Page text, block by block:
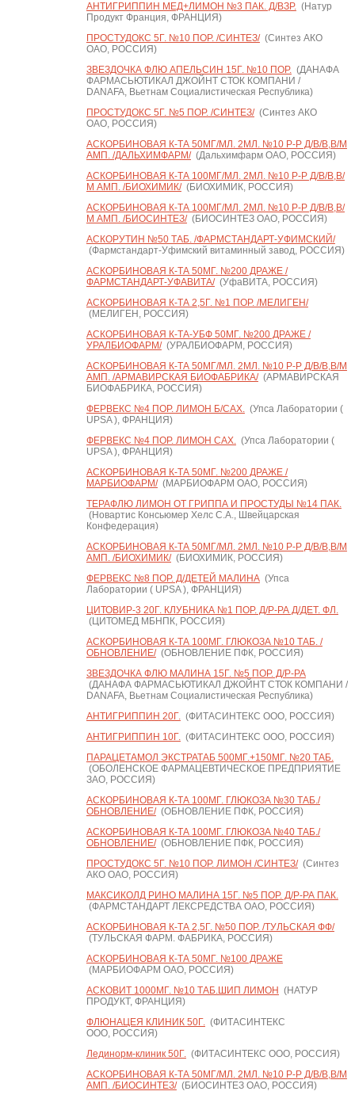
АНТИГРИППИН МЕД+ЛИМОН №3 ПАК. Д/ВЗР.(Натур
Продукт Франция, ФРАНЦИЯ)
ПРОСТУДОКС 5Г. №10 ПОР. /СИНТЕЗ/(Синтез АКО
ОАО, РОССИЯ)
ЗВЕЗДОЧКА ФЛЮ АПЕЛЬСИН 15Г. №10 ПОР.(ДАНАФА
ФАРМАСЬЮТИКАЛ ДЖОЙНТ СТОК КОМПАНИ /
DANAFA, Вьетнам Социалистическая Республика)
ПРОСТУДОКС 5Г. №5 ПОР. /СИНТЕЗ/(Синтез АКО
ОАО, РОССИЯ)
АСКОРБИНОВАЯ К-ТА 50МГ/МЛ. 2МЛ. №10 Р-Р Д/В/В,В/М
АМП. /ДАЛЬХИМФАРМ/(Дальхимфарм ОАО, РОССИЯ)
АСКОРБИНОВАЯ К-ТА 100МГ/МЛ. 2МЛ. №10 Р-Р Д/В/В,В/
М АМП. /БИОХИМИК/(БИОХИМИК, РОССИЯ)
АСКОРБИНОВАЯ К-ТА 100МГ/МЛ. 2МЛ. №10 Р-Р Д/В/В,В/
М АМП. /БИОСИНТЕЗ/(БИОСИНТЕЗ ОАО, РОССИЯ)
АСКОРУТИН №50 ТАБ. /ФАРМСТАНДАРТ-УФИМСКИЙ/
(Фармстандарт-Уфимский витаминный завод, РОССИЯ)
АСКОРБИНОВАЯ К-ТА 50МГ. №200 ДРАЖЕ /
ФАРМСТАНДАРТ-УФАВИТА/(УфаВИТА, РОССИЯ)
АСКОРБИНОВАЯ К-ТА 2,5Г. №1 ПОР. /МЕЛИГЕН/
(МЕЛИГЕН, РОССИЯ)
АСКОРБИНОВАЯ К-ТА-УБФ 50МГ. №200 ДРАЖЕ /
УРАЛБИОФАРМ/(УРАЛБИОФАРМ, РОССИЯ)
АСКОРБИНОВАЯ К-ТА 50МГ/МЛ. 2МЛ. №10 Р-Р Д/В/В,В/М
АМП. /АРМАВИРСКАЯ БИОФАБРИКА/(АРМАВИРСКАЯ
БИОФАБРИКА, РОССИЯ)
ФЕРВЕКС №4 ПОР. ЛИМОН Б/САХ.(Упса Лаборатории (
UPSA ), ФРАНЦИЯ)
ФЕРВЕКС №4 ПОР. ЛИМОН САХ.(Упса Лаборатории (
UPSA ), ФРАНЦИЯ)
АСКОРБИНОВАЯ К-ТА 50МГ. №200 ДРАЖЕ /
МАРБИОФАРМ/(МАРБИОФАРМ ОАО, РОССИЯ)
ТЕРАФЛЮ ЛИМОН ОТ ГРИППА И ПРОСТУДЫ №14 ПАК.
(Новартис Консьюмер Хелс С.А., Швейцарская
Конфедерация)
АСКОРБИНОВАЯ К-ТА 50МГ/МЛ. 2МЛ. №10 Р-Р Д/В/В,В/М
АМП. /БИОХИМИК/(БИОХИМИК, РОССИЯ)
ФЕРВЕКС №8 ПОР. Д/ДЕТЕЙ МАЛИНА(Упса
Лаборатории ( UPSA ), ФРАНЦИЯ)
ЦИТОВИР-3 20Г. КЛУБНИКА №1 ПОР. Д/Р-РА Д/ДЕТ. ФЛ.
(ЦИТОМЕД МБНПК, РОССИЯ)
АСКОРБИНОВАЯ К-ТА 100МГ. ГЛЮКОЗА №10 ТАБ. /
ОБНОВЛЕНИЕ/(ОБНОВЛЕНИЕ ПФК, РОССИЯ)
ЗВЕЗДОЧКА ФЛЮ МАЛИНА 15Г. №5 ПОР. Д/Р-РА
(ДАНАФА ФАРМАСЬЮТИКАЛ ДЖОЙНТ СТОК КОМПАНИ /
DANAFA, Вьетнам Социалистическая Республика)
АНТИГРИППИН 20Г.(ФИТАСИНТЕКС ООО, РОССИЯ)
АНТИГРИППИН 10Г.(ФИТАСИНТЕКС ООО, РОССИЯ)
ПАРАЦЕТАМОЛ ЭКСТРАТАБ 500МГ.+150МГ. №20 ТАБ.
(ОБОЛЕНСКОЕ ФАРМАЦЕВТИЧЕСКОЕ ПРЕДПРИЯТИЕ
ЗАО, РОССИЯ)
АСКОРБИНОВАЯ К-ТА 100МГ. ГЛЮКОЗА №30 ТАБ./
ОБНОВЛЕНИЕ/(ОБНОВЛЕНИЕ ПФК, РОССИЯ)
АСКОРБИНОВАЯ К-ТА 100МГ. ГЛЮКОЗА №40 ТАБ./
ОБНОВЛЕНИЕ/(ОБНОВЛЕНИЕ ПФК, РОССИЯ)
ПРОСТУДОКС 5Г. №10 ПОР. ЛИМОН /СИНТЕЗ/(Синтез
АКО ОАО, РОССИЯ)
МАКСИКОЛД РИНО МАЛИНА 15Г. №5 ПОР. Д/Р-РА ПАК.
(ФАРМСТАНДАРТ ЛЕКСРЕДСТВА ОАО, РОССИЯ)
АСКОРБИНОВАЯ К-ТА 2,5Г. №50 ПОР. /ТУЛЬСКАЯ ФФ/
(ТУЛЬСКАЯ ФАРМ. ФАБРИКА, РОССИЯ)
АСКОРБИНОВАЯ К-ТА 50МГ. №100 ДРАЖЕ
(МАРБИОФАРМ ОАО, РОССИЯ)
АСКОВИТ 1000МГ. №10 ТАБ.ШИП ЛИМОН (НАТУР
ПРОДУКТ, ФРАНЦИЯ)
ФЛЮНАЦЕЯ КЛИНИК 50Г.(ФИТАСИНТЕКС
ООО, РОССИЯ)
Лединорм-клиник 50Г.(ФИТАСИНТЕКС ООО, РОССИЯ)
АСКОРБИНОВАЯ К-ТА 50МГ/МЛ. 2МЛ. №10 Р-Р Д/В/В,В/М
АМП. /БИОСИНТЕЗ/(БИОСИНТЕЗ ОАО, РОССИЯ)